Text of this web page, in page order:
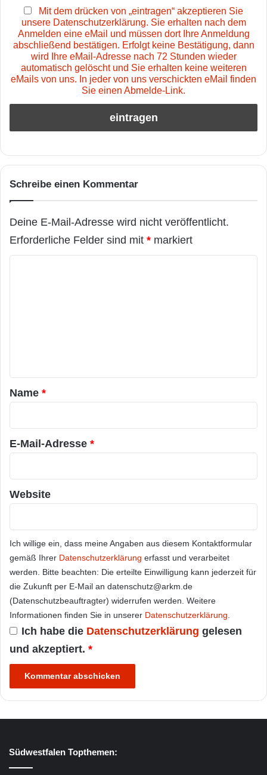
Mit dem drücken von „eintragen“ akzeptieren Sie
unsere Datenschutzerklärung. Sie erhalten nach dem
Anmelden eine eMail und müssen dort Ihre Anmeldung
abschließend bestätigen. Erfolgt keine Bestätigung, dann
wird Ihre eMail-Adresse nach 72 Stunden wieder
automatisch gelöscht und Sie erhalten keine weiteren
eMails von uns. In jeder von uns verschickten eMail finden
Sie einen Abmelde-Link.
Schreibe einen Kommentar
Deine E-Mail-Adresse wird nicht veröffentlicht.
Erforderliche Felder sind mit * markiert
a
r
*
Name *
E-Mail-Adresse *
Website
Ich willige ein, dass meine Angaben aus diesem Kontaktformular
gemäß Ihrer Datenschutzerklärung erfasst und verarbeitet
werden. Bitte beachten: Die erteilte Einwilligung kann jederzeit für
die Zukunft per E-Mail an datenschutz@arkm.de
(Datenschutzbeauftragter) widerrufen werden. Weitere
Informationen finden Sie in unserer Datenschutzerklärung.
Ich habe die Datenschutzerklärung gelesen
und akzeptiert. *
Südwestfalen Topthemen: